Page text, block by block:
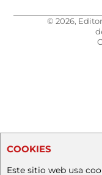
© 2026,
COOKIES
Este sitio web usa